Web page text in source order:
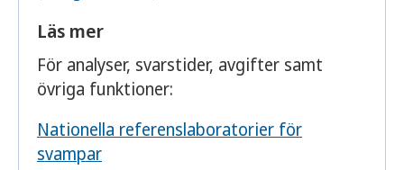
Läs mer
För analyser, svarstider, avgifter samt
övriga funktioner:
Nationella referenslaboratorier för
svampar